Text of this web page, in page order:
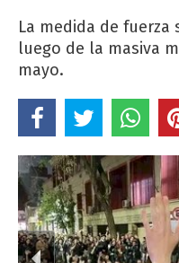
La medida de fuerza
luego de la masiva
mayo.